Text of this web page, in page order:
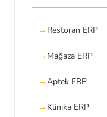
Restoran ERP
Mağaza ERP
Aptek ERP
Klinika ERP